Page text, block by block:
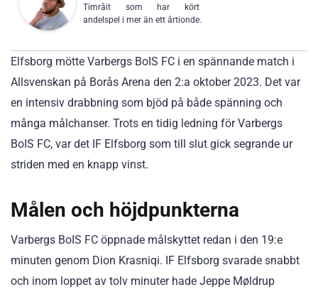
Timråit som har kört
andelspel i mer än ett årtionde.
Elfsborg mötte Varbergs BoIS FC i en spännande match i
Allsvenskan på Borås Arena den 2:a oktober 2023. Det var
en intensiv drabbning som bjöd på både spänning och
många målchanser. Trots en tidig ledning för Varbergs
BoIS FC, var det IF Elfsborg som till slut gick segrande ur
striden med en knapp vinst.
Målen och höjdpunkterna
Varbergs BoIS FC öppnade målskyttet redan i den 19:e
minuten genom Dion Krasniqi. IF Elfsborg svarade snabbt
och inom loppet av tolv minuter hade Jeppe Møldrup